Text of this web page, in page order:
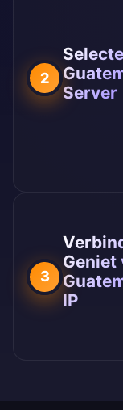
2
Server
3
Geniet
IP